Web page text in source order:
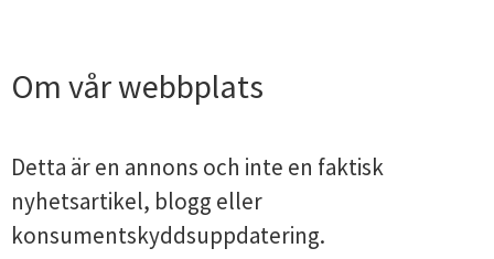
Om vår webbplats
Detta är en annons och inte en faktisk
nyhetsartikel, blogg eller
konsumentskyddsuppdatering.